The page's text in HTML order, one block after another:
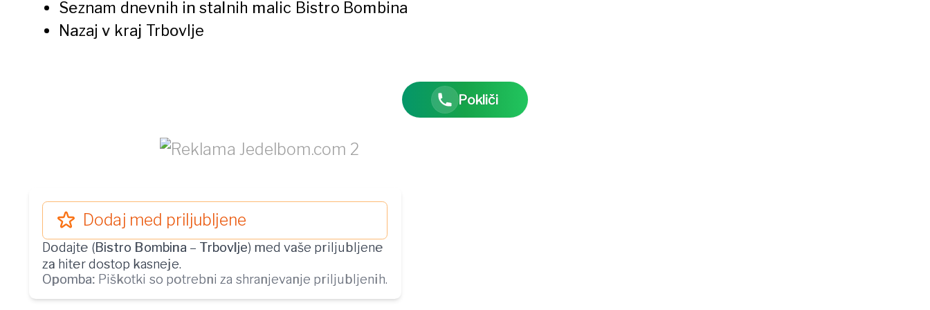
Seznam dnevnih in stalnih malic Bistro Bombina
Nazaj v kraj Trbovlje
Pokliči
Dodaj med priljubljene
Dodajte (Bistro Bombina – Trbovlje) med vaše priljubljene
za hiter dostop kasneje.
Opomba: Piškotki so potrebni za shranjevanje priljubljenih.